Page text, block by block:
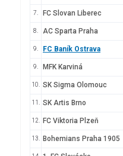
7. FC Slovan Liberec
8. AC Sparta Praha
9. FC Baník Ostrava
9. MFK Karviná
10. SK Sigma Olomouc
11. SK Artis Brno
12. FC Viktoria Plzeň
13. Bohemians Praha 1905